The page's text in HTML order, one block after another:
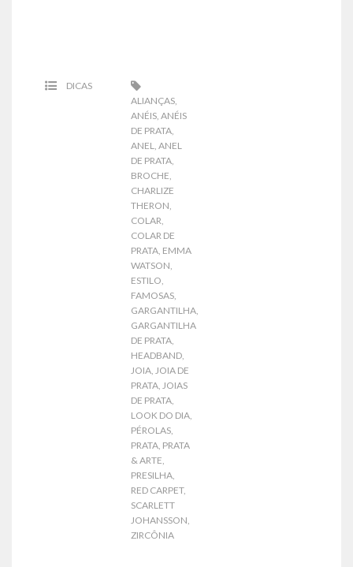
DICAS
ALIANÇAS
ANÉIS ,ANÉIS
DE PRATA
ANEL ,ANEL
DE PRATA
BROCHE
CHARLIZE
THERON
COLAR
COLAR DE
PRATA EMMA
WATSON
ESTILO
FAMOSAS
GARGANTILHA
GARGANTILHA
DE PRATA
HEADBAND
JOIA JOIA DE
PRATA JOIAS
DE PRATA
LOOK DO DIA
PÉROLAS
PRATA PRATA
& ARTE
PRESILHA
RED CARPET,
SCARLETT
JOHANSSON
ZIRCÔNIA